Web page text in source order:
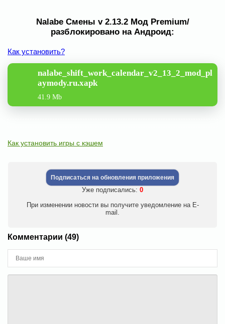
Nalabe Смены v 2.13.2 Мод Premium/
разблокировано на Андроид:
Как установить?
nalabe_shift_work_calendar_v2_13_2_mod_pl
aymody.ru.xapk
41.9 Mb
Как установить игры с кэшем
Подписаться на обновления приложения
Уже подписались: 0
При изменении новости вы получите уведомление на E-
mail.
Комментарии (49)